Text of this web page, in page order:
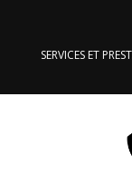
SERVICES ET